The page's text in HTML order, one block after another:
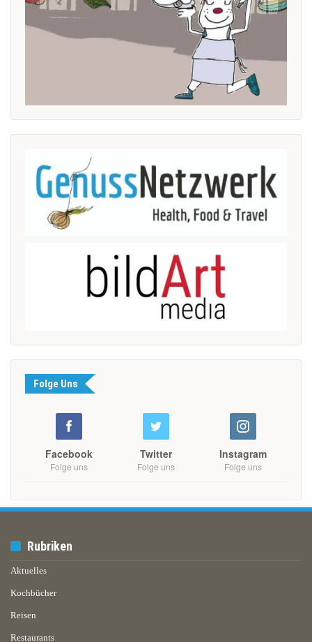
Folge Uns
Facebook
Folge uns
Twitter
Folge uns
Instagram
Folge uns
Rubriken
Aktuelles
Kochbücher
Reisen
Restaurants